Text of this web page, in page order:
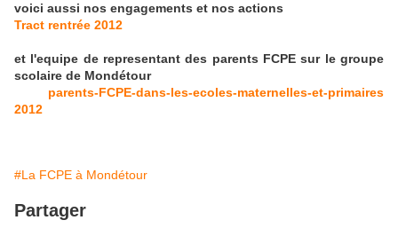
voici aussi nos engagements et nos actions
Tract rentrée 2012
et l'equipe de representant des parents FCPE sur le groupe
scolaire de Mondétour
parents-FCPE-dans-les-ecoles-maternelles-et-primaires
2012
#La FCPE à Mondétour
Partager